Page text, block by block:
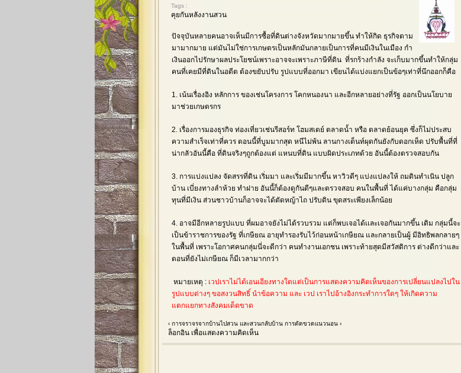
Tags :
คุยกันหลังงานสวน
ปัจจุบันหลายคนอาจเห็นมีการซื้อที่ดินต่างจังหวัดมากมายขึ้น ทำให้กิด ธุรกิจตาม
มามากมาย แต่มันไม่ใช่การเกษตรเป็นหลักมันกลายเป็นการที่คนมีเงินในเมือง กำ
เงินออกไปรักษาผลประโยชน์เพราะอาจจะเพราะภาษีที่ดิน ที่รกร้างกำลัง จะเก็บมากขึ้นทำให้กลุ่ม
คนที่เคยมีที่ดินในอดีต ต้องขยับปรับ รูปแบบที่ออกมา เขียนได้แบ่งแยกเป็นข้อๆเท่าที่นึกออกก็คือ
1. เน้นเรื่องอิง หลักการ ของเช่นโครงการ โคกหนองนา และอีกหลายอย่างที่รัฐ ออกเป็นนโยบาย
มาช่วยเกษตรกร
2. เรื่องการมองธุรกิจ ท่องเที่ยวเช่นรีสอร์ท โฮมสเตย์ ตลาดน้ำ หรือ ตลาดย้อนยุค ซึ่งก็ไม่ประสบ
ความสำเร็จเท่าที่ควร ตอนนี้ที่บูมมากสุด หนีไม่พ้น ลานกางเต็นท์ผุดกันยังกับดอกเห็ด ปรับพื้นที่ที่
น่ากลัวอันนี้คือ ที่ดินจริงๆถูกต้องแต่ แหนบที่ดิน แบบผิดประเภทด้วย อันนี้ต้องตรวจสอบกัน
3. การแบ่งแปลง จัดสรรที่ดิน เริ่มมา และเริ่มมีมากขึ้น หาวิวดีๆ แบ่งแปลงให้ ถมดินทำเนิน ปลูก
บ้าน เบี่ยงทางลำห้วย ทำฝาย อันนี้ก็ต้องดูกันดีๆและตรวจสอบ คนในพื้นที่ ได้แค่บางกลุ่ม คือกลุ่ม
ทุนที่มีเงิน ส่วนชาวบ้านก็อาจจะได้ตัดหญ้าไถ ปรับดิน ขุดสระเพียงเล็กน้อย
4. อาจมีอีกหลายรูปแบบ ที่ผมอาจยังไม่ได้รวบรวม แต่ก็พบเจอได้เเละเจอกันมากขึ้น เดิม กลุ่มนี้จะ
เป็นข้าราชการของรัฐ ที่เกษียณ อายุทำรองรับไว้ก่อนหน้าเกษียณ และกลายเป็นผู้ มีอิทธิพลกลายๆ
ในพื้นที่ เพราะโอกาศคนกลุ่มนี่จะดีกว่า คนทำงานเอกชน เพราะท้ายสุดมีสวัสดิการ ต่างดีกว่าและ
ตอนที่ยังไม่เกษียณ ก็มีเวลามากกว่า
หมายเหตุ : เวปเราไม่ได้เอนเอียงทางใดแต่เป็นการแสดงความคิดเห็นของการเปลี่ยนแปลงไปใน
รูปแบบต่างๆ ขอสงวนสิทธิ์ นำข้อความ และ เวป เราไปอ้างอิงกระทำการใดๆ ให้เกิดความ
แตกแยกทางสังคมเด็ดขาด
‹ การจราจรจากบ้านไปสวน และสวนกลับบ้าน การตัดขวดแนวนอน ›
ล็อกอิน เพื่อแสดงความคิดเห็น